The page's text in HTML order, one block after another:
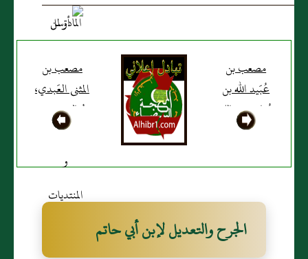
مصعب بن
عُبَيد الله بن
جُنادة بن مالك
الأزدي
مصعب بن
المثنى العَبدي،
ويُقال: مصعب
بن بلال
الجرح والتعديل لإبن أبي حاتم